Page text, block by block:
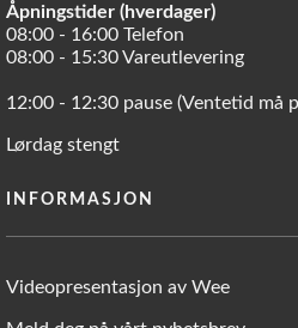
Åpningstider (hverdager)
08:00 - 16:00 Telefon
08:00 - 15:30 Vareutlevering
12:00 - 12:30 pause (Ventetid må
Lørdag stengt
INFORMASJON
Videopresentasjon av Wee